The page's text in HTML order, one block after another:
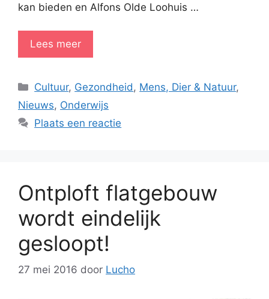
kan bieden en Alfons Olde Loohuis …
Lees meer
Categorieën
Cultuur, Gezondheid , Mens, Dier & Natuur,
Nieuws, Onderwijs
Plaats een reactie
Ontploft flatgebouw
wordt eindelijk
gesloopt!
27 mei 2016 door Lucho